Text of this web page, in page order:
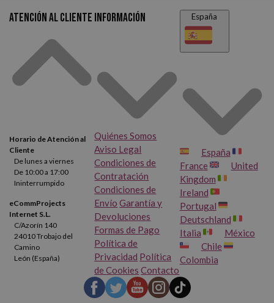
Atención al cliente
Horario de Atención al
Cliente
De lunes a viernes
De 10:00 a 17:00
Ininterrumpido
eCommProjects
Internet S.L.
C/Azorín 140
24010 Trobajo del
Camino
León (España)
Información
Quiénes Somos
Aviso Legal
Condiciones de
Contratación
Condiciones de
Envío Garantía y
Devoluciones
Formas de Pago
Política de
Privacidad Política
de Cookies Contacto
España
España
France
United
Kingdom
Ireland
Portugal
Deutschland
Italia
México
Chile
Colombia